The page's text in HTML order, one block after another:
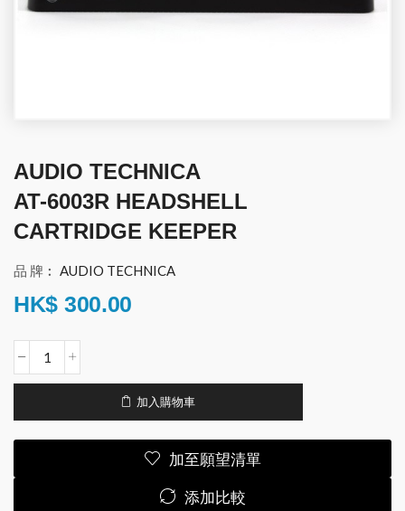
AUDIO TECHNICA
AT-6003R HEADSHELL
CARTRIDGE KEEPER
品 牌︰ AUDIO TECHNICA
HK$ 300.00
加入購物車
加至願望清單
添加比較